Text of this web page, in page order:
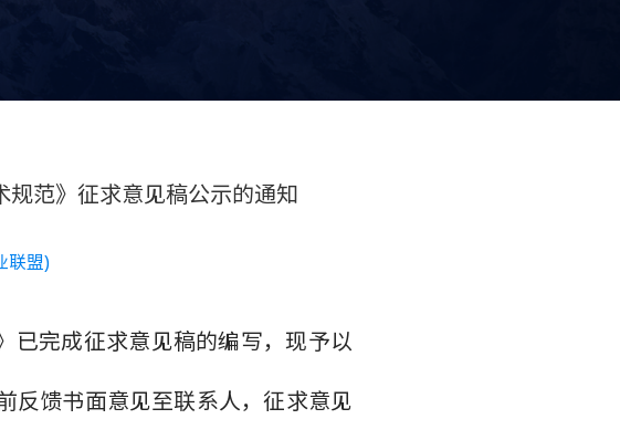
范》征求意见稿公示的通知
联盟)
已完成征求意见稿的编写，现予以
反馈书面意见至联系人，征求意见